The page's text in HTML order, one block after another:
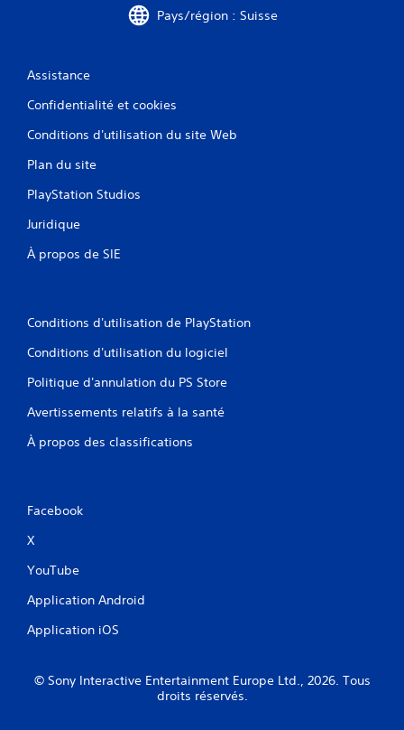
Pays/région : Suisse
Assistance
Confidentialité et cookies
Conditions d'utilisation du site Web
Plan du site
PlayStation Studios
Juridique
À propos de SIE
Conditions d'utilisation de PlayStation
Conditions d'utilisation du logiciel
Politique d'annulation du PS Store
Avertissements relatifs à la santé
À propos des classifications
Facebook
X
YouTube
Application Android
Application iOS
© Sony Interactive Entertainment Europe Ltd., 2026. Tous
droits réservés.